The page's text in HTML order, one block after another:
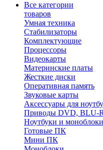
Все категории
товаров
Умная техника
Стабилизаторы
Комплектующие
Процессоры
Видеокарты
Материнские платы
Жесткие диски
Оперативная память
Звуковые карты
Аксессуары для
Приводы DVD, BLU-
Ноутбуки и моноблоки
Готовые ПК
Мини ПК